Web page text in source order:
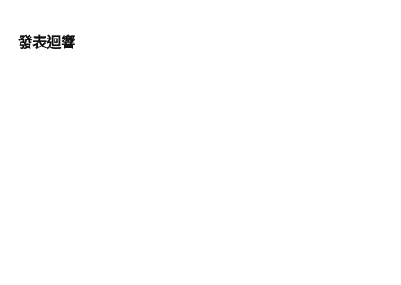
發表迴響